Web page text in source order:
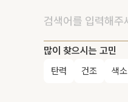
많이 찾으시는 고민
탄력 건조 색소